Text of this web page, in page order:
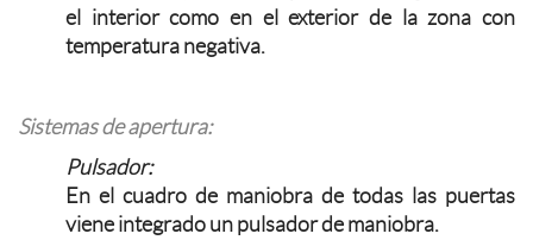
el interior como en el exterior de la zona con
temperatura negativa.
Sistemas de apertura:
Pulsador:
En el cuadro de maniobra de todas las puertas
viene integrado un pulsador de maniobra.